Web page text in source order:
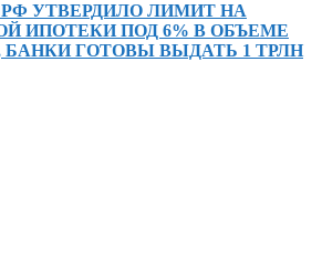
УТВЕРДИЛО ЛИМИТ НА
ИПОТЕКИ ПОД 6% В ОБЪЕМЕ
БАНКИ ГОТОВЫ ВЫДАТЬ 1 ТРЛН